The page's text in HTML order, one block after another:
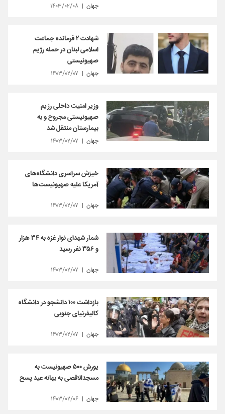
جهان ۱۴۰۳/۰۲/۰۸
شهادت ۲ فرمانده جماعت
اسلامی لبنان در حمله رژیم
صهیونیستی
جهان ۱۴۰۳/۰۲/۰۷
وزیر امنیت داخلی رژیم
صهیونیستی مجروح و به
بیمارستان منتقل شد
جهان ۱۴۰۳/۰۲/۰۷
خیزش سراسری دانشگاه‌های
آمریکا علیه صهیونیست‌ها
جهان ۱۴۰۳/۰۲/۰۷
شمار شهدای نوار غزه به ۳۴ هزار
و ۳۵۶ نفر رسید
جهان ۱۴۰۳/۰۲/۰۷
بازداشت ۱۰۰ دانشجو در دانشگاه
کالیفرنیای جنوبی
جهان ۱۴۰۳/۰۲/۰۷
یورش ۵۰۰ صهیونیست به
مسجدالاقصی به بهانه عید پسح
جهان ۱۴۰۳/۰۲/۰۶